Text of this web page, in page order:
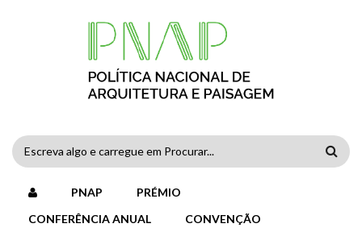
FORMULÁRIO
DE
PESQUISA
PNAP
PRÉMIO
CONFERÊNCIA ANUAL
CONVENÇÃO